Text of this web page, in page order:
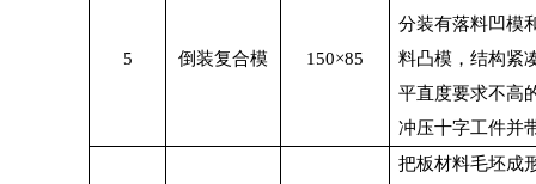
5 倒装复合模 150×85
分装有落料凹模
料凸模，结构紧
平直度要求不高
冲压十字工件并
把板材料毛坯成